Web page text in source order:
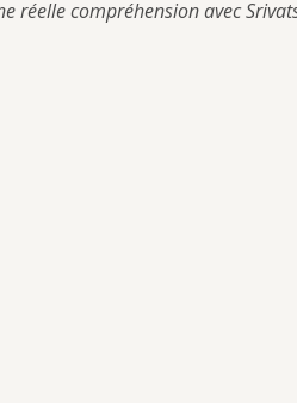
réelle compréhension avec